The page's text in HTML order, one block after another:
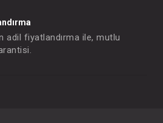
adil fiyatlandırma ile, mutlu